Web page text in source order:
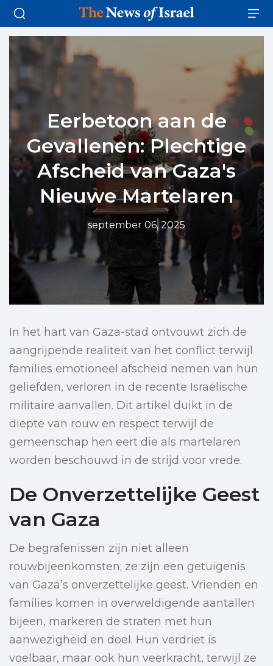
Eerbetoon aan de
Gevallenen: Plechtige
Afscheid van Gaza's
Nieuwe Martelaren
september 06, 2025
In het hart van Gaza-stad ontvouwt zich de
aangrijpende realiteit van het conflict terwijl
families emotioneel afscheid nemen van hun
geliefden, verloren in de recente Israëlische
militaire aanvallen. Dit artikel duikt in de
diepte van rouw en respect terwijl de
gemeenschap hen eert die als martelaren
worden beschouwd in de strijd voor vrede.
De Onverzettelijke Geest
van Gaza
De begrafenissen zijn niet alleen
rouwbijeenkomsten; ze zijn een getuigenis
van Gaza’s onverzettelijke geest. Vrienden en
families komen in overweldigende aantallen
bijeen, markeren de straten met hun
aanwezigheid en doel. Hun verdriet is
voelbaar, maar ook hun veerkracht, terwijl ze